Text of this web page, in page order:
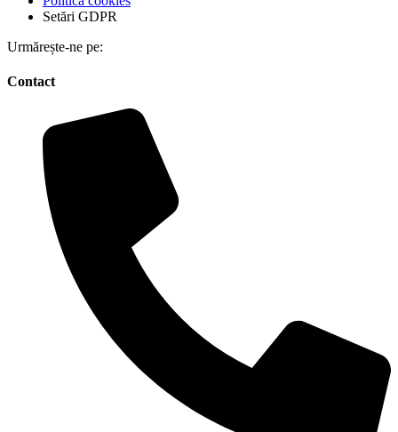
Setări GDPR
Urmărește-ne pe:
Contact